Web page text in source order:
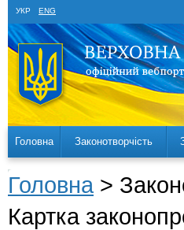
УКР ENG
Головна Законотворчість
Головна >
Картка